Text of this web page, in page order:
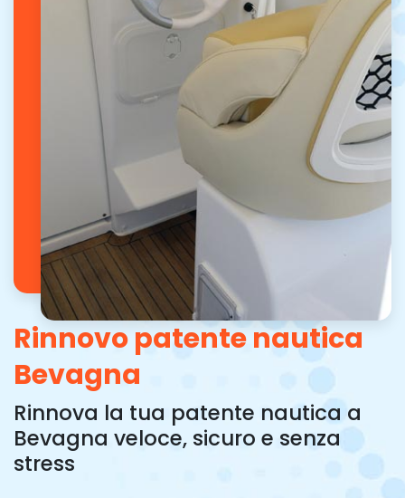
Rinnovo patente nautica
Bevagna
Rinnova la tua patente nautica a
Bevagna veloce, sicuro e senza
stress